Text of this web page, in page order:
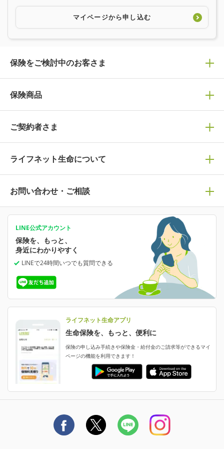
マイページから申し込む
保険をご検討中のお客さま
保険の選び方
保険選びで迷っている方はチェック！
保険の基礎知識や選び方を解説！
人生のステージに必要な保険がわかる！
保険ジャンバラヤ
あなたの人生と保険選びのためのWebメディア
選ばれる理由・評判
ライフネット生命の特長
ライフネット生命が選ばれる理由がわかる！
評判・口コミ
ご契約者さまに聞きました！
申し込みガイド
ご契約の流れと必要書類
保険料の支払い方法
保険商品
保険商品一覧
万が一に備える
病気や手術に備える
がん保険
がんに備える
女性保険
女性特有の病気に備える
就業不能保険
就業不能状態に備える
認知症・MCIに備える
ご契約者さま
マイページログイン
ご契約内容の確認
お客さま情報の確認・変更
保険料の支払い方法の変更
受取人・指定代理請求人の変更
中断したお申し込みの再開
お申し込み後の状況確認
減額・解約・追加契約の申し込み など
ご契約者さま向け各種お手続き・サービス
保険金・給付金のご請求
生命保険料控除に関するご案内
契約更新を迎えるご契約者さまへ
ライフネット生命について
ライフネット生命についてトップ
会社情報
業績・財務情報
保険金等の支払状況
採用情報
生命保険マニフェスト
ライフネット生命のCMページ
ライフネット生命公式note
お問い合わせ・ご相談
保険相談サービス
よくあるご質問
資料請求
LINE公式アカウント
保険を、もっと、
身近にわかりやすく
LINEで24時間いつでも質問できる
ライフネット生命アプリ
生命保険を、もっと、便利に
保険の申し込み手続きや保険金・給付金のご請求等ができるマイ
ページの機能を利用できます！